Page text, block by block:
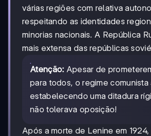
várias regiões com relativa
respeitando as identidades
minorias nacionais. A República
mais extensa das repúblicas
Atenção: Apesar de
para todos, o regime comunista
estabelecendo uma ditadura
não tolerava oposição!
Após a morte de Lenine em 1924,